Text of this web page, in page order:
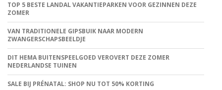
TOP 5 BESTE LANDAL VAKANTIEPARKEN VOOR GEZINNEN DEZE
ZOMER
VAN TRADITIONELE GIPSBUIK NAAR MODERN
ZWANGERSCHAPSBEELDJE
DIT HEMA BUITENSPEELGOED VEROVERT DEZE ZOMER
NEDERLANDSE TUINEN
SALE BIJ PRÉNATAL: SHOP NU TOT 50% KORTING